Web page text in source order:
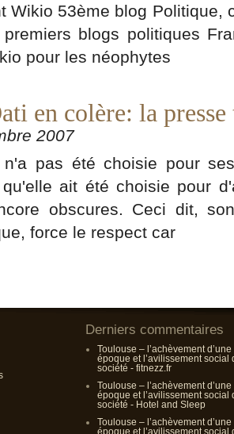
Wikio 53ème blog Politique,
blogs politiques
pour les néophytes
en colère: la
2007
n'a pas été choisie pour
ait été choisie pour
obscures. Ceci dit,
force le respect car
Derniers commentaires
Toulouse – l’achèvement d’une
époque et l’avilissement social
société - fitnezz.fr
Toulouse – l’achèvement d’une
époque et l’avilissement social
société - Hotel and Sleep
Toulouse – l’achèvement d’une
époque et l’avilissement social